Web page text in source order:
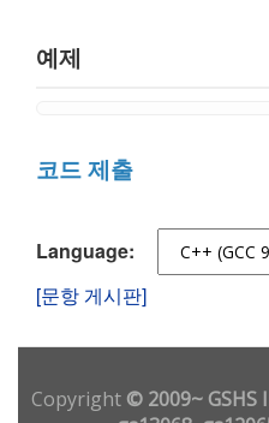
예제
코드 제출
Language:
[문항 게시판]
Copyright© 2009~ GSHS